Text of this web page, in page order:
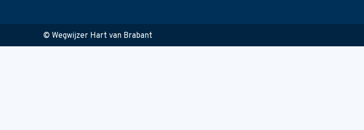
© Wegwijzer Hart van Brabant